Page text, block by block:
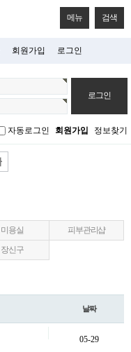
메뉴 검색
회원가입 로그인
자동로그인 회원가입 정보찾기
미용실
피부관리샵
장신구
날짜
05-29